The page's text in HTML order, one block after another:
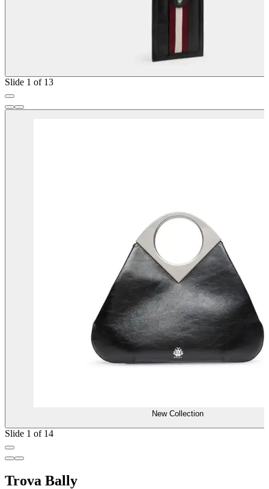
Slide 1 of 13
New Collection
Slide 1 of 14
Trova Bally